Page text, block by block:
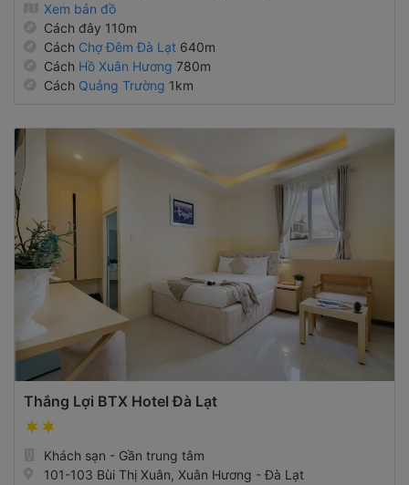
Xem bản đồ
Cách đây 110m
Cách Chợ Đêm Đà Lạt 640m
Cách Hồ Xuân Hương 780m
Cách Quảng Trường 1km
Thắng Lợi BTX Hotel Đà Lạt
Khách sạn - Gần trung tâm
101-103 Bùi Thị Xuân, Xuân Hương - Đà Lạt